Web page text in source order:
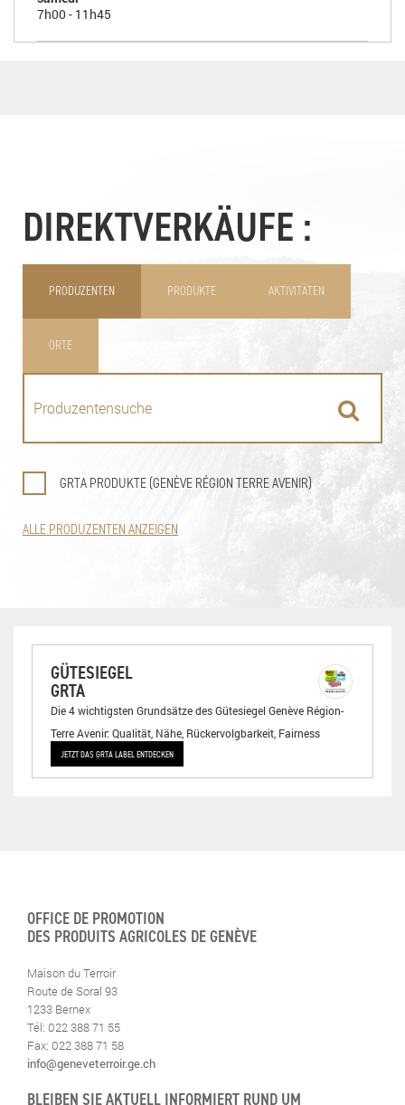
7h00 - 11h45
DIREKTVERKÄUFE :
PRODUZENTEN PRODUKTE AKTIVITÄTEN
ORTE
GRTA PRODUKTE (GENÈVE RÉGION TERRE AVENIR)
ALLE PRODUZENTEN ANZEIGEN
GÜTESIEGEL
GRTA
Die 4 wichtigsten Grundsätze des Gütesiegel Genève Région-
Terre Avenir: Qualität, Nähe, Rückervolgbarkeit, Fairness
JETZT DAS GRTA LABEL ENTDECKEN
OFFICE DE PROMOTION
DES PRODUITS AGRICOLES DE GENÈVE
Maison du Terroir
Route de Soral 93
1233 Bernex
Tél: 022 388 71 55
Fax: 022 388 71 58
info@geneveterroir.ge.ch
BLEIBEN SIE AKTUELL INFORMIERT RUND UM